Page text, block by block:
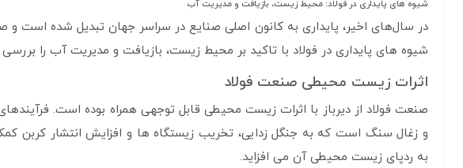
شیوه های پایداری در فولاد: محیط زیست، بازیافت و مدیریت آب
در سال‌های اخیر، پایداری به کانون اصلی صنایع در سراسر جهان تبدیل شده است و
شیوه های پایداری در فولاد با تاکید بر محیط زیست، بازیافت و مدیریت آب را
اثرات زیست محیطی صنعت فولاد
صنعت فولاد از دیرباز با اثرات زیست محیطی قابل توجهی همراه بوده است.
و زغال سنگ است که به جنگل زدایی، تخریب زیستگاه ها و افزایش انتشار کربن کمک
به ردپای زیست محیطی آن می افزاید.